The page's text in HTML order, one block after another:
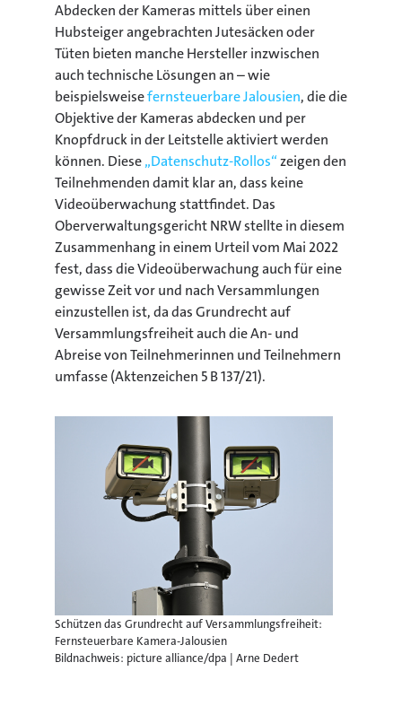
Abdecken der Kameras mittels über einen
Hubsteiger angebrachten Jutesäcken oder
Tüten bieten manche Hersteller inzwischen
auch technische Lösungen an – wie
beispielsweisefernsteuerbare Jalousien, die die
Objektive der Kameras abdecken und per
Knopfdruck in der Leitstelle aktiviert werden
können. Diese„Datenschutz-Rollos“zeigen den
Teilnehmenden damit klar an, dass keine
Videoüberwachung stattfindet. Das
Oberverwaltungsgericht NRW stellte in diesem
Zusammenhang in einem Urteil vom Mai 2022
fest, dass die Videoüberwachung auch für eine
gewisse Zeit vor und nach Versammlungen
einzustellen ist, da das Grundrecht auf
Versammlungsfreiheit auch die An- und
Abreise von Teilnehmerinnen und Teilnehmern
umfasse (Aktenzeichen 5 B 137/21).
Schützen das Grundrecht auf Versammlungsfreiheit:
Fernsteuerbare Kamera-Jalousien
Bildnachweis: picture alliance/dpa | Arne Dedert